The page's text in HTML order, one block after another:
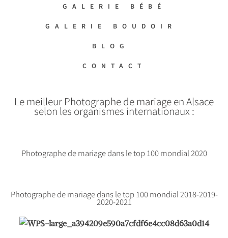
GALERIE BÉBÉ
GALERIE BOUDOIR
BLOG
CONTACT
Le meilleur Photographe de mariage en Alsace
selon les organismes internationaux :
Photographe de mariage dans le top 100 mondial 2020
Photographe de mariage dans le top 100 mondial 2018-2019-
2020-2021